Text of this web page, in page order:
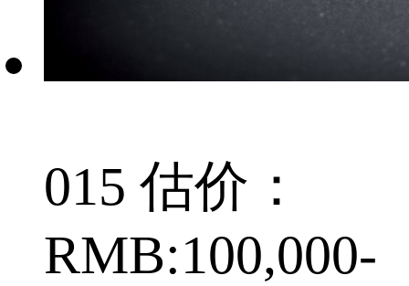
015 估价：
RMB:100,000-